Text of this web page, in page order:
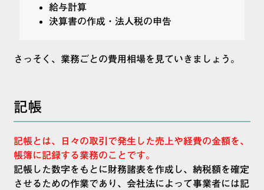
給与計算
決算書の作成・法人税の申告
さっそく、業務ごとの費用相場を見ていきましょう。
記帳
記帳とは、日々の取引で発生した売上や経費の金額を、
帳簿に記録する業務のことです。
記帳した数字をもとに財務諸表を作成し、納税額を確定
させるための作業であり、会社法によって事業者には記